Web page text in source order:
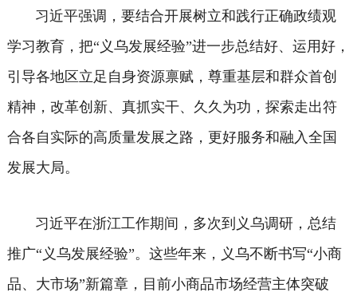
习近平强调，要结合开展树立和践行正确政绩观
学习教育，把“义乌发展经验”进一步总结好、运用好，
引导各地区立足自身资源禀赋，尊重基层和群众首创
精神，改革创新、真抓实干、久久为功，探索走出符
合各自实际的高质量发展之路，更好服务和融入全国
发展大局。
习近平在浙江工作期间，多次到义乌调研，总结
推广“义乌发展经验”。这些年来，义乌不断书写“小商
品、大市场”新篇章，目前小商品市场经营主体突破